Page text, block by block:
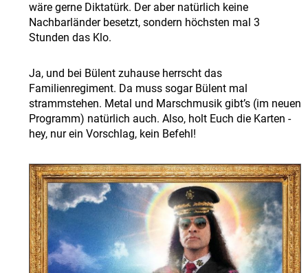
wäre gerne Diktatürk. Der aber natürlich keine
Nachbarländer besetzt, sondern höchsten mal 3
Stunden das Klo.
Ja, und bei Bülent zuhause herrscht das
Familienregiment. Da muss sogar Bülent mal
strammstehen. Metal und Marschmusik gibt’s (im neuen
Programm) natürlich auch. Also, holt Euch die Karten -
hey, nur ein Vorschlag, kein Befehl!